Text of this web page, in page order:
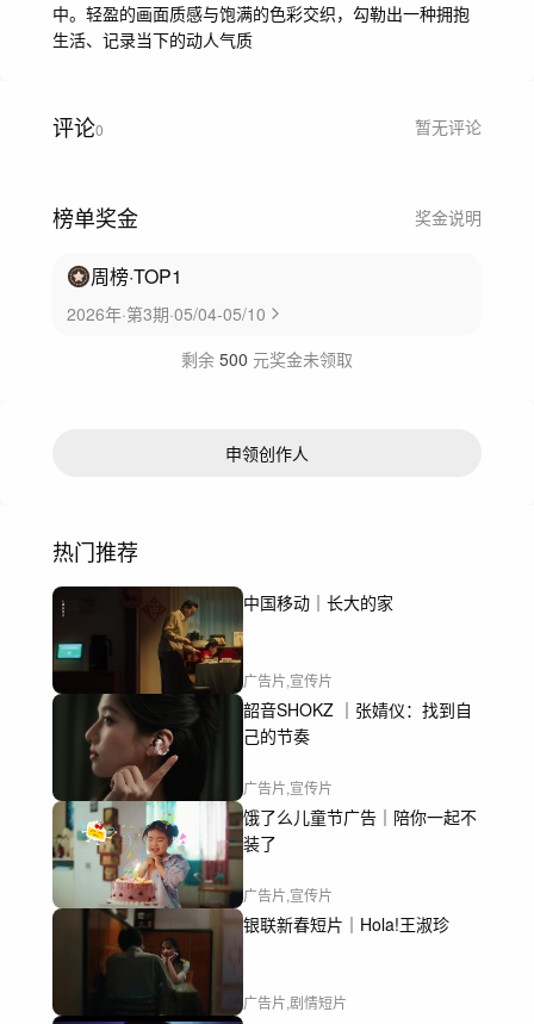
中。轻盈的画面质感与饱满的色彩交织，勾勒出一种拥抱
生活、记录当下的动人气质
评论0 暂无评论
榜单奖金 奖金说明
周榜·TOP1
2026年·第3期·05/04-05/10
剩余 500 元奖金未领取
申领创作人
热门推荐
中国移动｜长大的家
广告片,宣传片
韶音SHOKZ ｜张婧仪：找到自
己的节奏
广告片,宣传片
饿了么儿童节广告｜陪你一起不
装了
广告片,宣传片
银联新春短片｜Hola!王淑珍
广告片,剧情短片